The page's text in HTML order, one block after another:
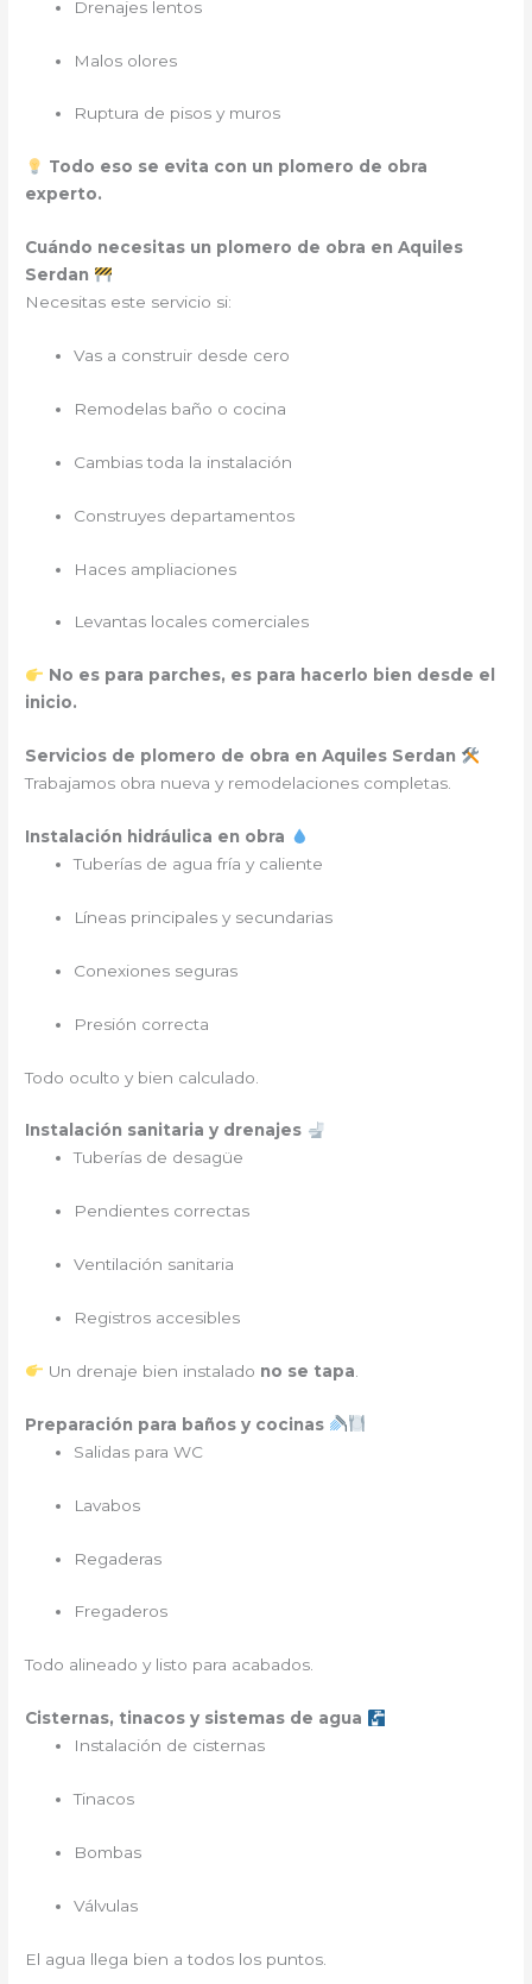
Drenajes lentos
Malos olores
Ruptura de pisos y muros
Todo eso se evita con un plomero de obra
experto.
Cuándo necesitas un plomero de obra en Aquiles
Serdan
Necesitas este servicio si:
Vas a construir desde cero
Remodelas baño o cocina
Cambias toda la instalación
Construyes departamentos
Haces ampliaciones
Levantas locales comerciales
No es para parches, es para hacerlo bien desde el
inicio.
Servicios de plomero de obra en Aquiles Serdan
Trabajamos obra nueva y remodelaciones completas.
Instalación hidráulica en obra
Tuberías de agua fría y caliente
Líneas principales y secundarias
Conexiones seguras
Presión correcta
Todo oculto y bien calculado.
Instalación sanitaria y drenajes
Tuberías de desagüe
Pendientes correctas
Ventilación sanitaria
Registros accesibles
Un drenaje bien instalado no se tapa
Preparación para baños y cocinas
Salidas para WC
Lavabos
Regaderas
Fregaderos
Todo alineado y listo para acabados.
Cisternas, tinacos y sistemas de agua
Instalación de cisternas
Tinacos
Bombas
Válvulas
El agua llega bien a todos los puntos.